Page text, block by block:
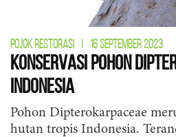
POJOK RESTORASI | 16 SEPTEMBER 2023
Konservasi Pohon
Indonesia
Pohon Dipterokarpaceae
hutan tropis Indonesia.